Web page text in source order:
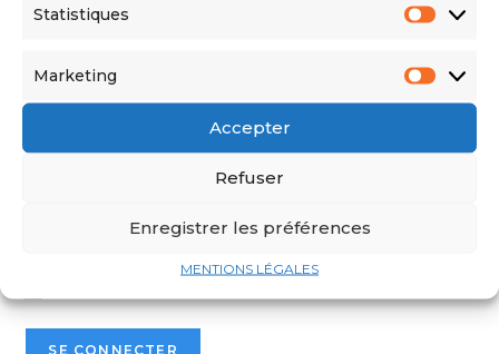
Statistiques
Marketing
Accepter
Refuser
Enregistrer les préférences
MENTIONS LÉGALES
Identifiant ou adresse e-mail
Voir mot de passe